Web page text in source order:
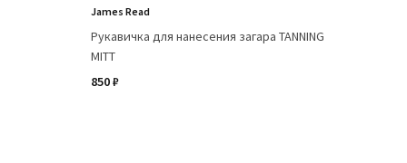
James Read
Рукавичка для нанесения загара TANNING
MITT
850 ₽